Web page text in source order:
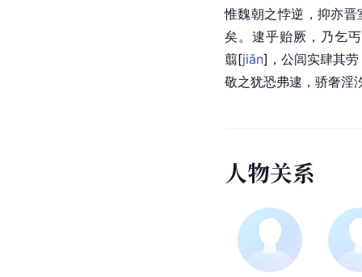
惟魏朝之悖逆，抑亦晋
矣。逮乎贻厥，乃乞
翦[jiǎn] ，公闾实肆其
敬之犹恐弗逮，骄奢淫
人物关系